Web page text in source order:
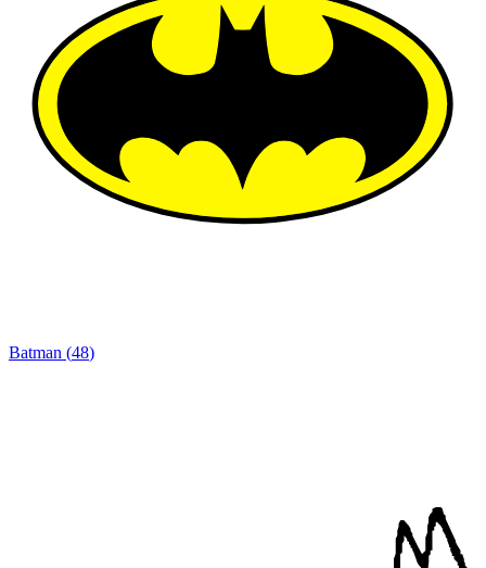
Batman (48)